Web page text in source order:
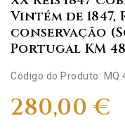
Vintém de
conservação
Portugal KM
Código do Produto:
280,00 €